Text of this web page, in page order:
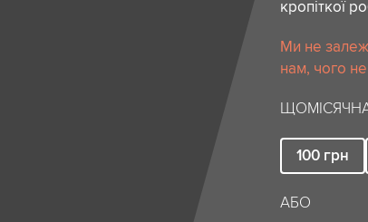
кропіткої
Ми не
нам, чого
100 грн
АБО